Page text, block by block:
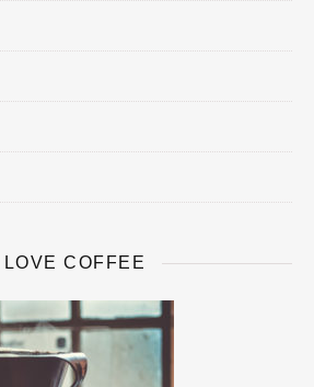
I LOVE COFFEE